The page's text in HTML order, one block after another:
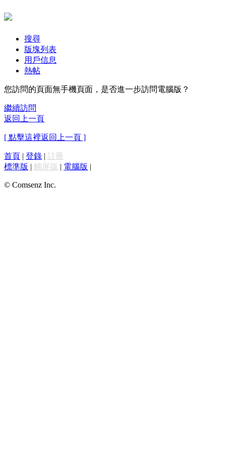
搜尋
版塊列表
用戶信息
熱帖
您訪問的頁面無手機頁面，是否進一步訪問電腦版？
繼續訪問
返回上一頁
[ 點擊這裡返回上一頁 ]
首頁 | 登錄 | 註冊
標準版 | 觸屏版 | 電腦版 |
© Comsenz Inc.